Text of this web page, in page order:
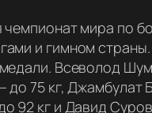
мира по
и гимном
Всеволод
75 кг,
92 кг и Давид